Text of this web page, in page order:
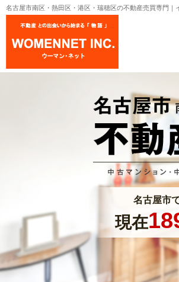
名古屋市南区・熱田区・港区・瑞穂区の不動産売買専門
名古屋市
現在